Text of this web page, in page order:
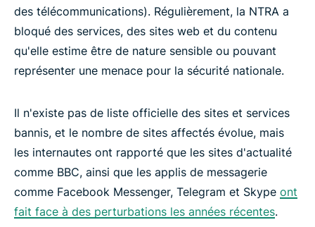
des télécommunications). Régulièrement, la NTRA a
bloqué des services, des sites web et du contenu
qu'elle estime être de nature sensible ou pouvant
représenter une menace pour la sécurité nationale.
Il n'existe pas de liste officielle des sites et services
bannis, et le nombre de sites affectés évolue, mais
les internautes ont rapporté que les sites d'actualité
comme BBC, ainsi que les applis de messagerie
comme Facebook Messenger, Telegram et Skype ont
fait face à des perturbations les années récentes.